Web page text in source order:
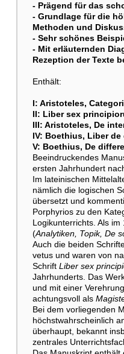
- Prägend für das
- Grundlage für die
Methoden und
- Sehr schönes
- Mit erläuternden
Rezeption der Texte
Enthält:
I: Aristoteles,
II: Liber sex
III: Aristoteles, De
IV: Boethius, Liber
V: Boethius, De
Beeindruckendes
ersten Jahrhundert
Im lateinischen
nämlich die logischen
übersetzt und
Porphyrios zu den
Logikunterrichts. Als
(Analytiken, Topik, De
Auch die beiden
vetus und waren von
Schrift Liber sex
Jahrhunderts. Das
und mit einer
achtungsvoll als
Bei dem vorliegenden
höchstwahrscheinlich
überhaupt, bekannt
zentrales